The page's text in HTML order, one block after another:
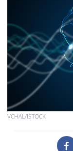
VCHAL/ISTOCK